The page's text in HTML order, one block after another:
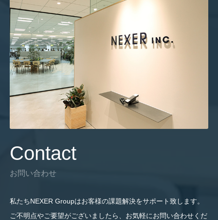
Contact
お問い合わせ
私たちNEXER Groupはお客様の課題解決をサポート致します。
ご不明点やご要望がございましたら、お気軽にお問い合わせくだ